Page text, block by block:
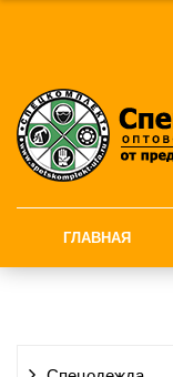
ГЛАВНАЯ